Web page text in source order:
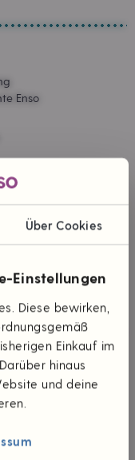
Über Cookies
Einstellungen
Diese bewirken,
Einkauf im
hinaus
und deine
Enso